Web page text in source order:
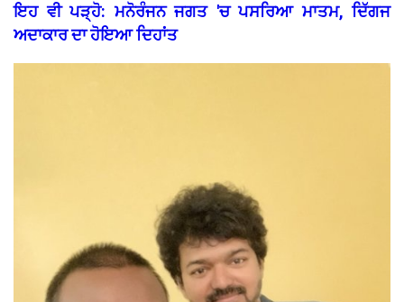
ਇਹ ਵੀ ਪੜ੍ਹੋ: ਮਨੋਰੰਜਨ ਜਗਤ 'ਚ ਪਸਰਿਆ ਮਾਤਮ, ਦਿੱਗਜ
ਅਦਾਕਾਰ ਦਾ ਹੋਇਆ ਦਿਹਾਂਤ